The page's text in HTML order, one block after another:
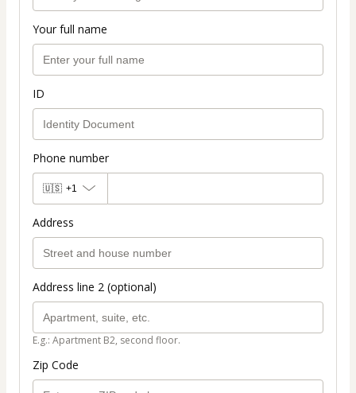
Your full name
ID
Phone number
🇺🇸 +1
Address
Address line 2 (optional)
E.g.: Apartment B2, second floor.
Zip Code